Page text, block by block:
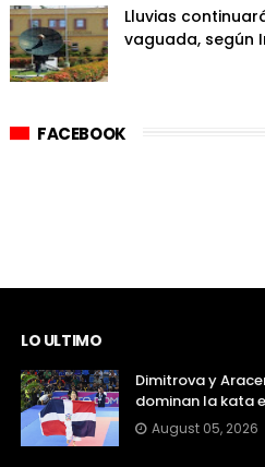
Lluvias
vaguada, según
FACEBOOK
LO ULTIMO
Dimitrova y
dominan la kata
August 05, 2026